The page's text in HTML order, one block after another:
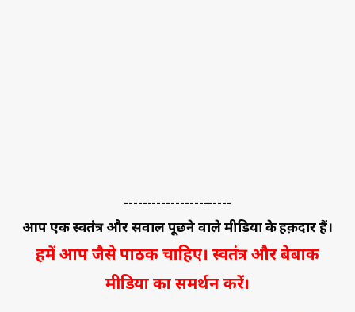
-----------------------
आप एक स्वतंत्र और सवाल पूछने वाले मीडिया के हक़दार हैं।
हमें आप जैसे पाठक चाहिए। स्वतंत्र और बेबाक
मीडिया का समर्थन करें।